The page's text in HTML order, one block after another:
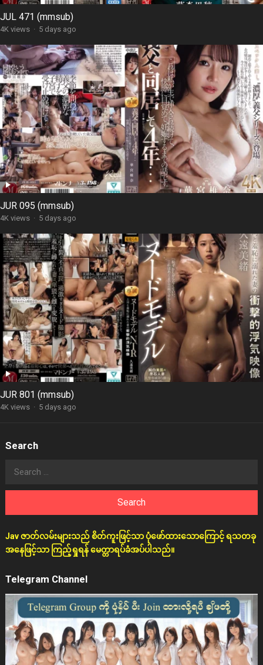
JUL 471 (mmsub)
4K views · 5 days ago
JUR 095 (mmsub)
4K views · 5 days ago
JUR 801 (mmsub)
4K views · 5 days ago
Search
Search
Jav ဇာတ်လမ်းများသည် စိတ်ကူးဖြင့်သာ ပုံဖော်ထားသောကြောင့် ရသတခု
အနေဖြင့်သာ ကြည့်ရှုရန် မေတ္တာရပ်ခံအပ်ပါသည်။
Telegram Channel